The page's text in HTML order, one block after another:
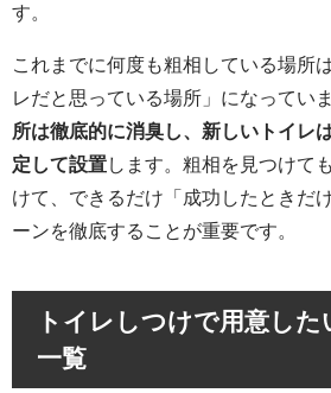
す。
これまでに何度も粗相している場所
レだと思っている場所」になっていま
所は徹底的に消臭し、新しいトイレ
定して設置します。粗相を見つけて
けて、できるだけ「成功したときだ
ーンを徹底することが重要です。
トイレしつけで用意し
一覧